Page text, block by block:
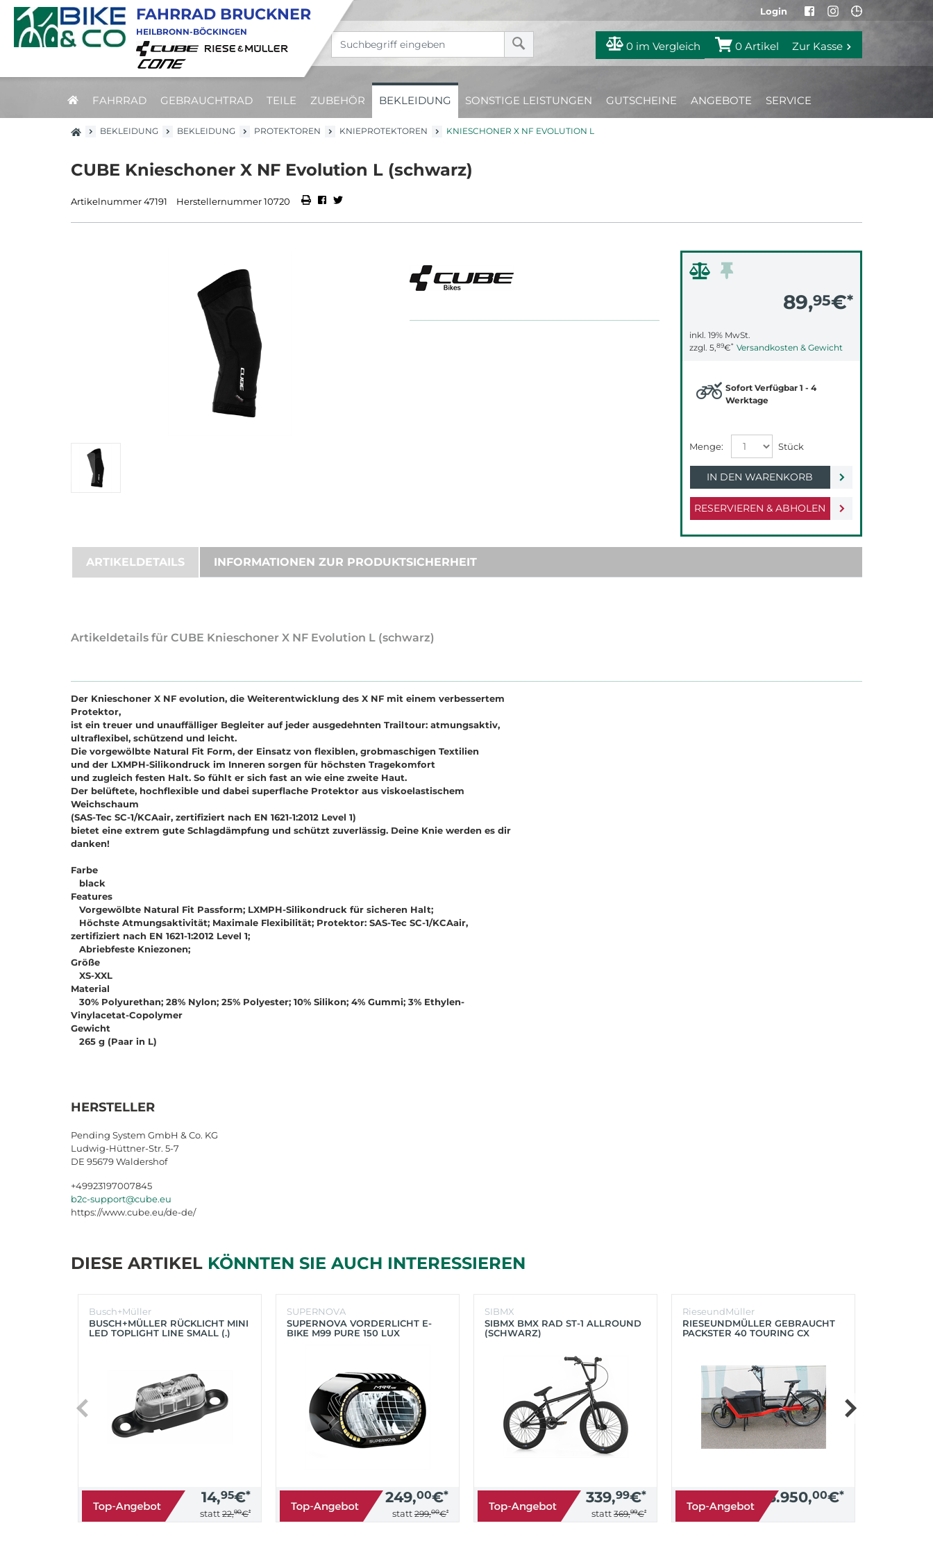
Login
0 im Vergleich 0 Artikel Zur Kasse
FAHRRAD GEBRAUCHTRAD TEILE ZUBEHÖR BEKLEIDUNG SONSTIGE LEISTUNGEN GUTSCHEINE ANGEBOTE SERVICE
FAHRRAD BRUCKNER
HEILBRONN-BÖCKINGEN
BEKLEIDUNG BEKLEIDUNG PROTEKTOREN KNIEPROTEKTOREN KNIESCHONER X NF EVOLUTION L
CUBE Knieschoner X NF Evolution L (schwarz)
Artikelnummer 47191 Herstellernummer 10720
89,95€*
inkl. 19% MwSt.
zzgl. 5,89€* Versandkosten & Gewicht
RESERVIEREN & ABHOLEN
Sofort Verfügbar 1 - 4
Werktage
IN DEN WARENKORB
ARTIKELDETAILS INFORMATIONEN ZUR PRODUKTSICHERHEIT
Artikeldetails für CUBE Knieschoner X NF Evolution L (schwarz)
Der Knieschoner X NF evolution, die Weiterentwicklung des X NF mit einem verbessertem
Protektor,
ist ein treuer und unauffälliger Begleiter auf jeder ausgedehnten Trailtour: atmungsaktiv,
ultraflexibel, schützend und leicht.
Die vorgewölbte Natural Fit Form, der Einsatz von flexiblen, grobmaschigen Textilien
und der LXMPH-Silikondruck im Inneren sorgen für höchsten Tragekomfort
und zugleich festen Halt. So fühlt er sich fast an wie eine zweite Haut.
Der belüftete, hochflexible und dabei superflache Protektor aus viskoelastischem
Weichschaum
(SAS-Tec SC-1/KCAair, zertifiziert nach EN 1621-1:2012 Level 1)
bietet eine extrem gute Schlagdämpfung und schützt zuverlässig. Deine Knie werden es dir
danken!
Farbe
black
Features
Vorgewölbte Natural Fit Passform; LXMPH-Silikondruck für sicheren Halt;
Höchste Atmungsaktivität; Maximale Flexibilität; Protektor: SAS-Tec SC-1/KCAair,
zertifiziert nach EN 1621-1:2012 Level 1;
Abriebfeste Kniezonen;
Größe
XS-XXL
Material
30% Polyurethan; 28% Nylon; 25% Polyester; 10% Silikon; 4% Gummi; 3% Ethylen-
Vinylacetat-Copolymer
Gewicht
265 g (Paar in L)
HERSTELLER
Pending System GmbH & Co. KG
Ludwig-Hüttner-Str. 5-7
DE 95679 Waldershof
+49923197007845
b2c-support@cube.eu
https://www.cube.eu/de-de/
DIESE ARTIKEL KÖNNTEN SIE AUCH INTERESSIEREN
Busch+Müller
BUSCH+MÜLLER RÜCKLICHT MINI
LED TOPLIGHT LINE SMALL (.)
14,95€*
statt 22,90€*
SUPERNOVA
SUPERNOVA VORDERLICHT E-
BIKE M99 PURE 150 LUX
249,00€*
statt 299,00€*
SIBMX
SIBMX BMX RAD ST-1 ALLROUND
(SCHWARZ)
339,99€*
statt 369,99€*
RieseundMüller
RIESEUNDMÜLLER GEBRAUCHT
PACKSTER 40 TOURING CX
3.950,00€*